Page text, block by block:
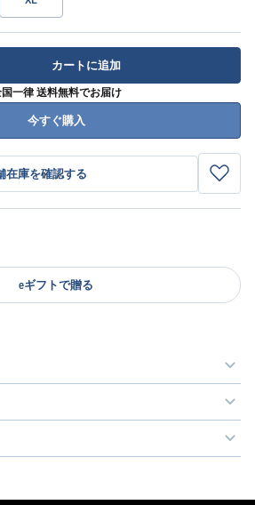
カートに追加
一律 送料無料でお届け
今すぐ購入
在庫を確認する
eギフトで贈る